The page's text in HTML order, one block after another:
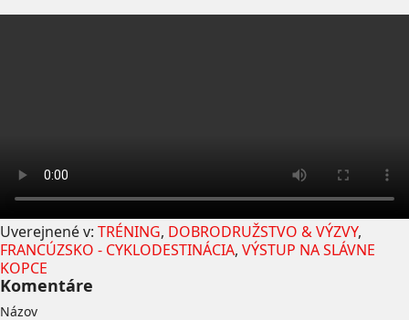
Uverejnené v: TRÉNING, DOBRODRUŽSTVO & VÝZVY,
FRANCÚZSKO - CYKLODESTINÁCIA, VÝSTUP NA SLÁVNE
KOPCE
Komentáre
Názov